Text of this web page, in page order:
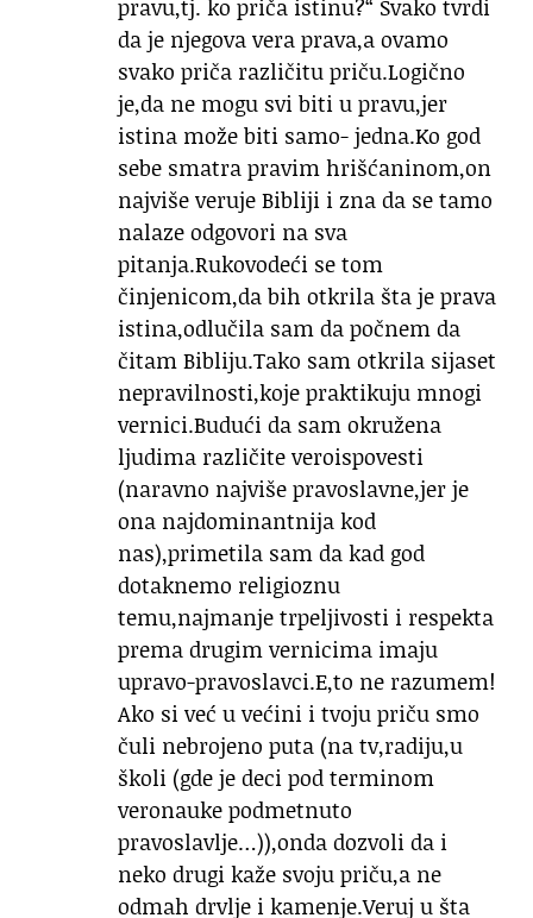
pravu,tj. ko priča istinu?“ Svako tvrdi
da je njegova vera prava,a ovamo
svako priča različitu priču.Logično
je,da ne mogu svi biti u pravu,jer
istina može biti samo- jedna.Ko god
sebe smatra pravim hrišćaninom,on
najviše veruje Bibliji i zna da se tamo
nalaze odgovori na sva
pitanja.Rukovodeći se tom
činjenicom,da bih otkrila šta je prava
istina,odlučila sam da počnem da
čitam Bibliju.Tako sam otkrila sijaset
nepravilnosti,koje praktikuju mnogi
vernici.Budući da sam okružena
ljudima različite veroispovesti
(naravno najviše pravoslavne,jer je
ona najdominantnija kod
nas),primetila sam da kad god
dotaknemo religioznu
temu,najmanje trpeljivosti i respekta
prema drugim vernicima imaju
upravo-pravoslavci.E,to ne razumem!
Ako si već u većini i tvoju priču smo
čuli nebrojeno puta (na tv,radiju,u
školi (gde je deci pod terminom
veronauke podmetnuto
pravoslavlje…)),onda dozvoli da i
neko drugi kaže svoju priču,a ne
odmah drvlje i kamenje.Veruj u šta